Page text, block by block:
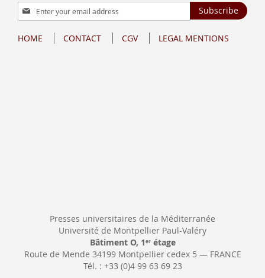
Sign
Up
Our
Subscribe
HOME CONTACT CGV LEGAL MENTIONS
Presses universitaires de la Méditerranée
Université de Montpellier Paul-Valéry
Bâtiment O, 1 erétage
Route de Mende 34199 Montpellier cedex 5 — FRANCE
Tél. : +33 (0)4 99 63 69 23